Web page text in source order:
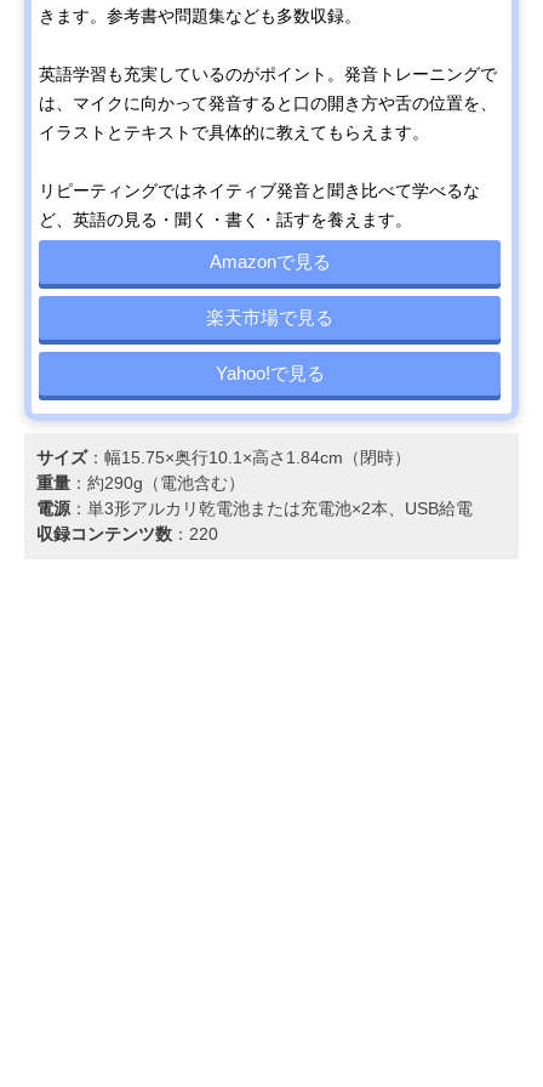
きます。参考書や問題集なども多数収録。
英語学習も充実しているのがポイント。発音トレーニングで
は、マイクに向かって発音すると口の開き方や舌の位置を、
イラストとテキストで具体的に教えてもらえます。
リピーティングではネイティブ発音と聞き比べて学べるな
ど、英語の見る・聞く・書く・話すを養えます。
Amazonで見る
楽天市場で見る
Yahoo!で見る
サイズ：幅15.75×奥行10.1×高さ1.84cm（閉時）
重量 ：約290g（電池含む）
電源 ：単3形アルカリ乾電池または充電池×2本、USB給電
収録コンテンツ数 ：220